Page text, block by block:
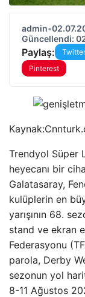
admin•
Güncellendi:
Paylaş: Twitter
Pinterest
Kaynak:
Trendyol Süper
heyecanı bir
Galatasaray,
kulüplerin en
yarışının 68.
stand ve ekran
Federasyonu
parola, Derby
sezonun yol
8-11 Ağustos